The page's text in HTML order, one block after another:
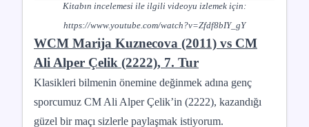
Kitabın incelemesi ile ilgili videoyu izlemek için:
https://www.youtube.com/watch?v=Zfdf8bIY_gY
WCM Marija Kuznecova (2011) vs CM
Ali Alper Çelik (2222), 7. Tur
Klasikleri bilmenin önemine değinmek adına genç
sporcumuz CM Ali Alper Çelik’in (2222), kazandığı
güzel bir maçı sizlerle paylaşmak istiyorum.